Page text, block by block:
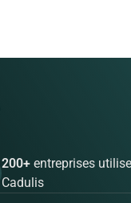
200+ entreprises
Cadulis